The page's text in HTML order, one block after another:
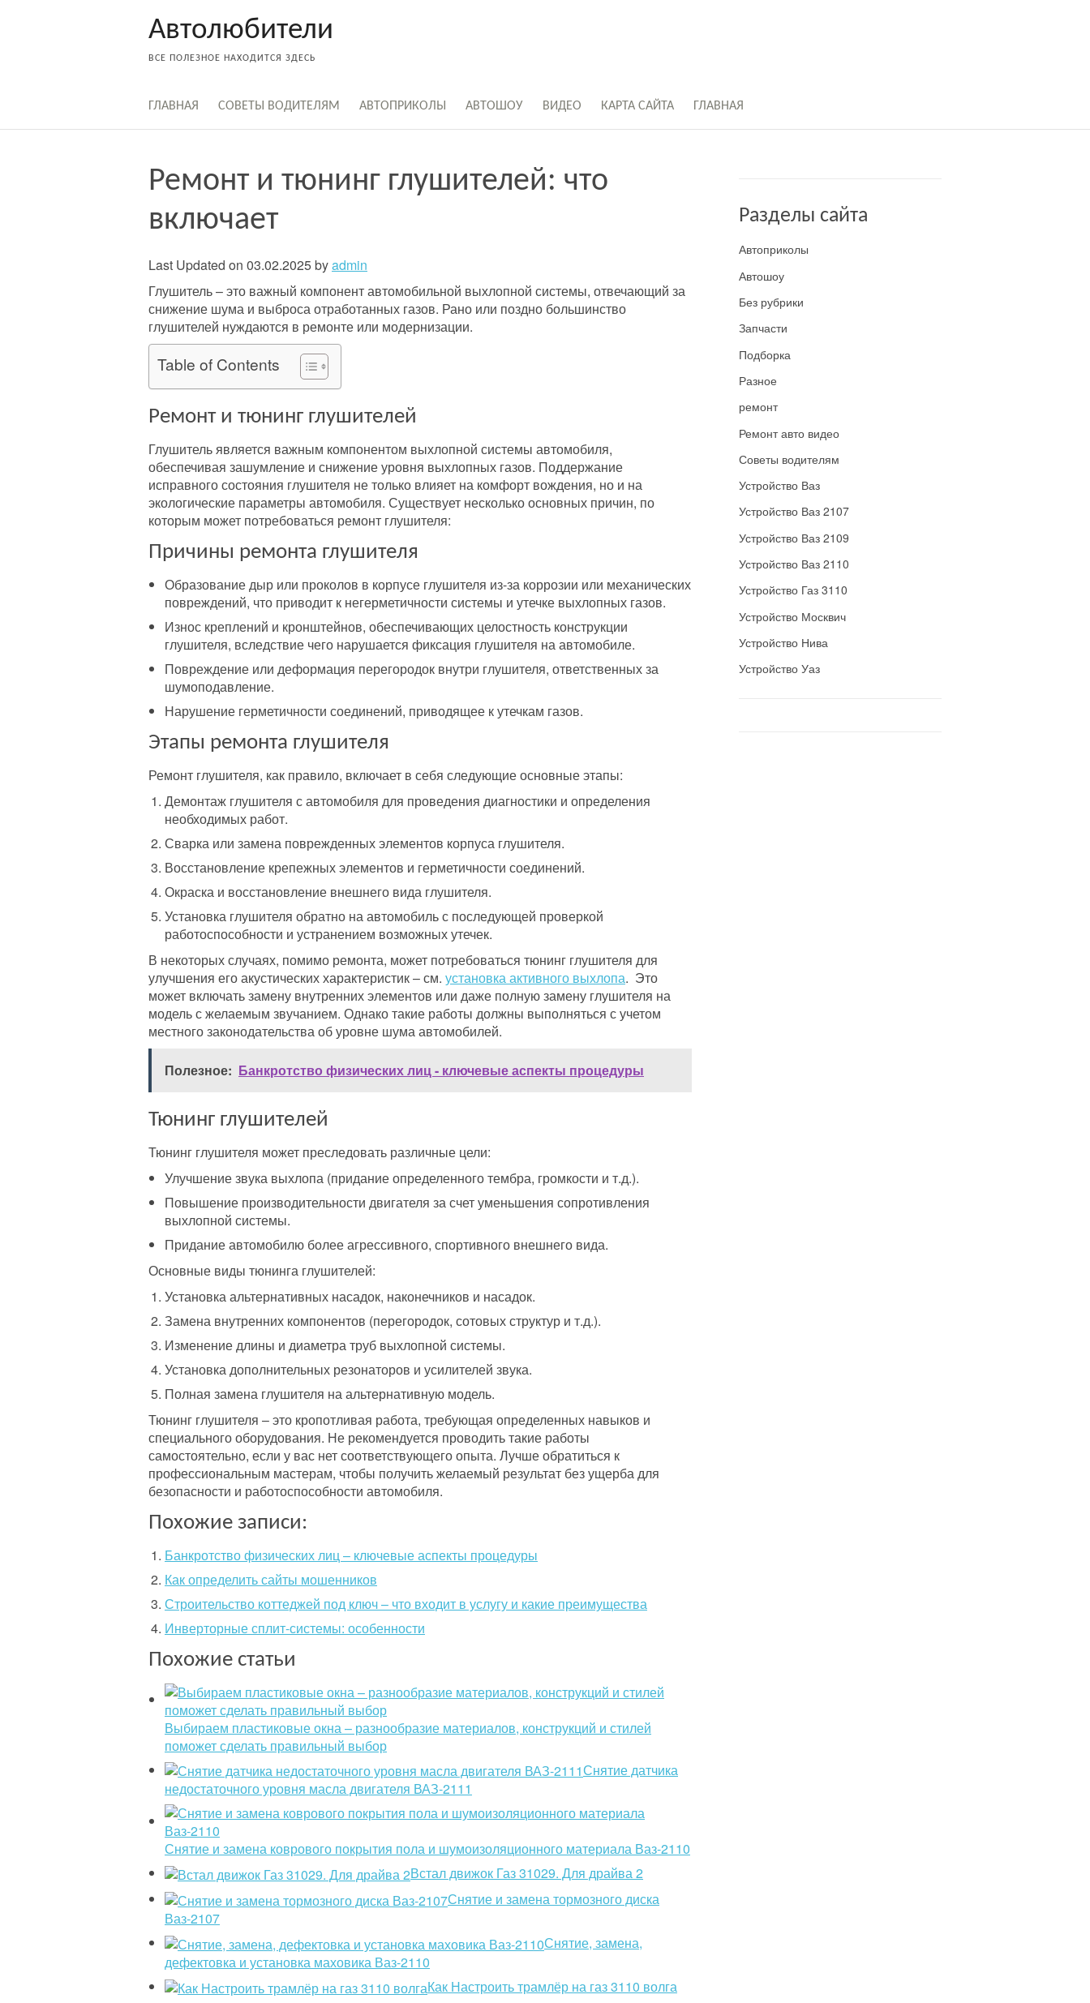
Автолюбители
ВСЕ ПОЛЕЗНОЕ НАХОДИТСЯ ЗДЕСЬ
ГЛАВНАЯ СОВЕТЫ ВОДИТЕЛЯМ АВТОПРИКОЛЫ АВТОШОУ ВИДЕО КАРТА САЙТА ГЛАВНАЯ
Ремонт и тюнинг глушителей: что
включает
Last Updated on 03.02.2025 byadmin
Глушитель – это важный компонент автомобильной выхлопной системы, отвечающий за
снижение шума и выброса отработанных газов. Рано или поздно большинство
глушителей нуждаются в ремонте или модернизации.
Table of Contents
Ремонт и тюнинг глушителей
Глушитель является важным компонентом выхлопной системы автомобиля,
обеспечивая зашумление и снижение уровня выхлопных газов. Поддержание
исправного состояния глушителя не только влияет на комфорт вождения, но и на
экологические параметры автомобиля. Существует несколько основных причин, по
которым может потребоваться ремонт глушителя:
Причины ремонта глушителя
Образование дыр или проколов в корпусе глушителя из-за коррозии или механических
повреждений, что приводит к негерметичности системы и утечке выхлопных газов.
Износ креплений и кронштейнов, обеспечивающих целостность конструкции
глушителя, вследствие чего нарушается фиксация глушителя на автомобиле.
Повреждение или деформация перегородок внутри глушителя, ответственных за
шумоподавление.
Нарушение герметичности соединений, приводящее к утечкам газов.
Этапы ремонта глушителя
Ремонт глушителя, как правило, включает в себя следующие основные этапы:
Демонтаж глушителя с автомобиля для проведения диагностики и определения
необходимых работ.
Сварка или замена поврежденных элементов корпуса глушителя.
Восстановление крепежных элементов и герметичности соединений.
Окраска и восстановление внешнего вида глушителя.
Установка глушителя обратно на автомобиль с последующей проверкой
работоспособности и устранением возможных утечек.
В некоторых случаях, помимо ремонта, может потребоваться тюнинг глушителя для
улучшения его акустических характеристик – см. установка активного выхлопа. Это
может включать замену внутренних элементов или даже полную замену глушителя на
модель с желаемым звучанием. Однако такие работы должны выполняться с учетом
местного законодательства об уровне шума автомобилей.
Полезное: Банкротство физических лиц - ключевые аспекты процедуры
Тюнинг глушителей
Тюнинг глушителя может преследовать различные цели:
Улучшение звука выхлопа (придание определенного тембра, громкости и т.д.).
Повышение производительности двигателя за счет уменьшения сопротивления
выхлопной системы.
Придание автомобилю более агрессивного, спортивного внешнего вида.
Основные виды тюнинга глушителей:
Установка альтернативных насадок, наконечников и насадок.
Замена внутренних компонентов (перегородок, сотовых структур и т.д.).
Изменение длины и диаметра труб выхлопной системы.
Установка дополнительных резонаторов и усилителей звука.
Полная замена глушителя на альтернативную модель.
Тюнинг глушителя – это кропотливая работа, требующая определенных навыков и
специального оборудования. Не рекомендуется проводить такие работы
самостоятельно, если у вас нет соответствующего опыта. Лучше обратиться к
профессиональным мастерам, чтобы получить желаемый результат без ущерба для
безопасности и работоспособности автомобиля.
Похожие записи:
Банкротство физических лиц – ключевые аспекты процедуры
Как определить сайты мошенников
Строительство коттеджей под ключ – что входит в услугу и какие преимущества
Инверторные сплит-системы: особенности
Похожие статьи
Выбираем пластиковые окна – разнообразие материалов, конструкций и стилей
поможет сделать правильный выбор
Снятие датчика
недостаточного уровня масла двигателя ВАЗ-2111
Снятие и замена коврового покрытия пола и шумоизоляционного материала Ваз-2110
Встал движок Газ 31029. Для драйва 2
Снятие и замена тормозного диска
Ваз-2107
Снятие, замена,
дефектовка и установка маховика Ваз-2110
Как Настроить трамлёр на газ 3110 волга
Разделы сайта
Автоприколы
Автошоу
Без рубрики
Запчасти
Подборка
Разное
ремонт
Ремонт авто видео
Советы водителям
Устройство Ваз
Устройство Ваз 2107
Устройство Ваз 2109
Устройство Ваз 2110
Устройство Газ 3110
Устройство Москвич
Устройство Нива
Устройство Уаз